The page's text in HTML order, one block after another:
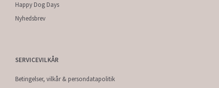
Happy Dog Days
Nyhedsbrev
SERVICEVILKÅR
Betingelser, vilkår & persondatapolitik